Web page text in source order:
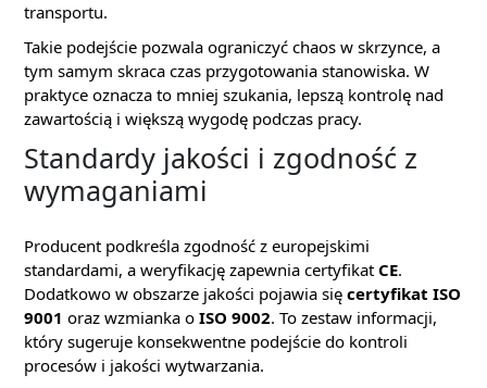
transportu.
Takie podejście pozwala ograniczyć chaos w skrzynce, a
tym samym skraca czas przygotowania stanowiska. W
praktyce oznacza to mniej szukania, lepszą kontrolę nad
zawartością i większą wygodę podczas pracy.
Standardy jakości i zgodność z
wymaganiami
Producent podkreśla zgodność z europejskimi
standardami, a weryfikację zapewnia certyfikat CE.
Dodatkowo w obszarze jakości pojawia się certyfikat ISO
9001 oraz wzmianka o ISO 9002. To zestaw informacji,
który sugeruje konsekwentne podejście do kontroli
procesów i jakości wytwarzania.